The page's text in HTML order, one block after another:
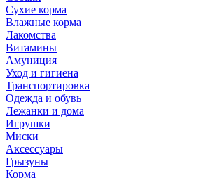
Сухие корма
Влажные корма
Лакомства
Витамины
Амуниция
Уход и гигиена
Транспортировка
Одежда и обувь
Лежанки и дома
Игрушки
Миски
Аксессуары
Грызуны
Корма